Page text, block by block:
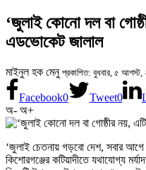
‘জুলাই কোনো দল বা
এডভোকেট জালাল
মাইনুল হক মেনু প্রকাশিত: বুধবার, ৫
Facebook0 Tweet0
অ- অ+
‘জুলাই চেতনায় গড়বো দেশ, সবার আগে
কিশোরগঞ্জের কটিয়াদীতে যথাযোগ্য